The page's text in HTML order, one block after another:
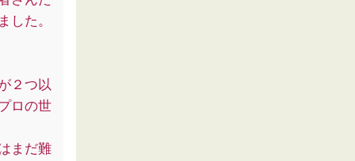
した。
２つ以
ロの世
まだ難